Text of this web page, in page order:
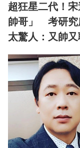
超狂星二代！
帥哥」 考研究
太驚人：又帥又